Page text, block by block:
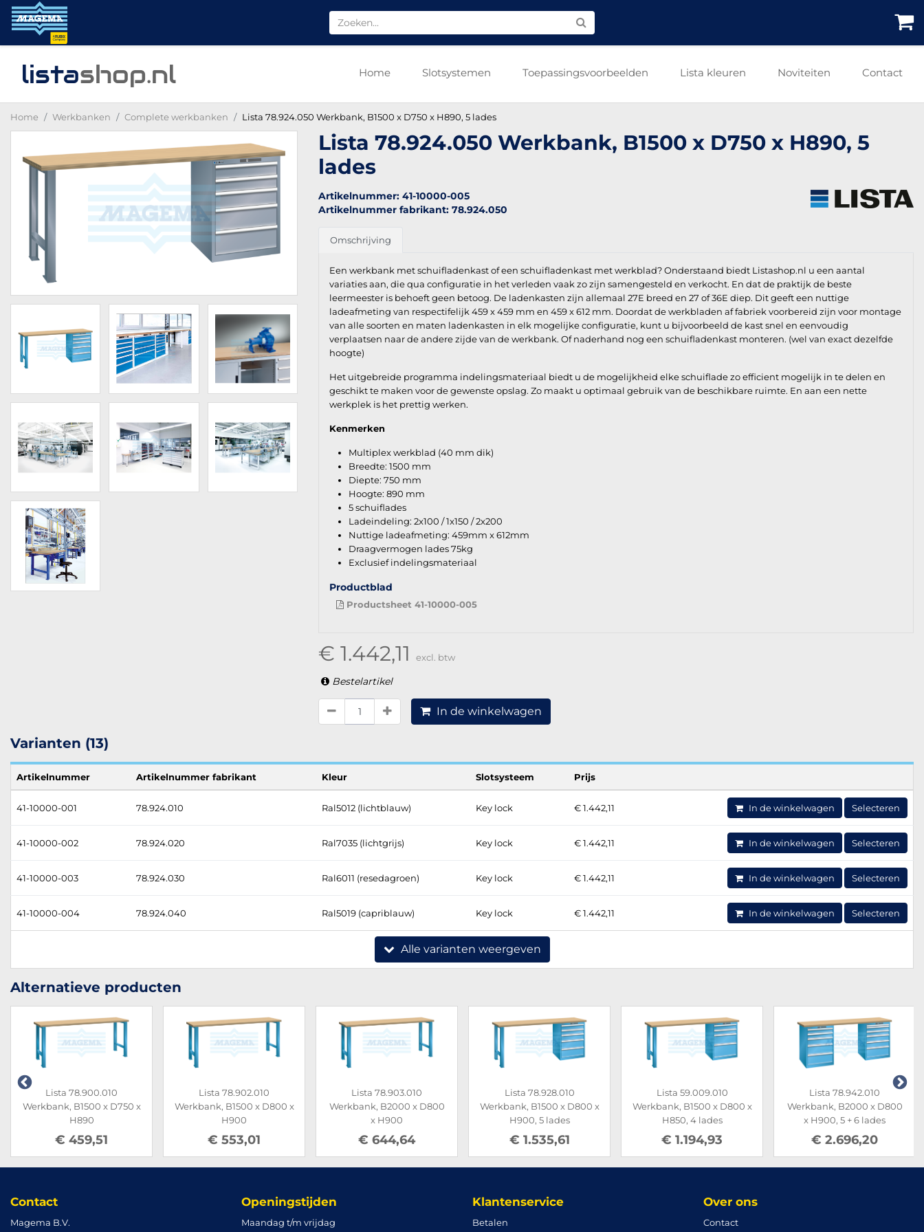
listashop.nl Home Slotsystemen Toepassingsvoorbeelden Lista kleuren Noviteiten Contact
Home Werkbanken Complete werkbanken Lista 78.924.050 Werkbank, B1500 x D750 x H890, 5 lades
Lista 78.924.050 Werkbank, B1500 x D750 x H890, 5
lades
Artikelnummer: 41-10000-005
Artikelnummer fabrikant: 78.924.050
Omschrijving
Een werkbank met schuifladenkast of een schuifladenkast met werkblad? Onderstaand biedt Listashop.nl u een aantal
variaties aan, die qua configuratie in het verleden vaak zo zijn samengesteld en verkocht. En dat de praktijk de beste
leermeester is behoeft geen betoog. De ladenkasten zijn allemaal 27E breed en 27 of 36E diep. Dit geeft een nuttige
ladeafmeting van respectifelijk 459 x 459 mm en 459 x 612 mm. Doordat de werkbladen af fabriek voorbereid zijn voor montage
van alle soorten en maten ladenkasten in elk mogelijke configuratie, kunt u bijvoorbeeld de kast snel en eenvoudig
verplaatsen naar de andere zijde van de werkbank. Of naderhand nog een schuifladenkast monteren. (wel van exact dezelfde
hoogte)
Het uitgebreide programma indelingsmateriaal biedt u de mogelijkheid elke schuiflade zo efficient mogelijk in te delen en
geschikt te maken voor de gewenste opslag. Zo maakt u optimaal gebruik van de beschikbare ruimte. En aan een nette
werkplek is het prettig werken.
Kenmerken
Multiplex werkblad (40 mm dik)
Breedte: 1500 mm
Diepte: 750 mm
Hoogte: 890 mm
5 schuiflades
Ladeindeling: 2x100 / 1x150 / 2x200
Nuttige ladeafmeting: 459mm x 612mm
Draagvermogen lades 75kg
Exclusief indelingsmateriaal
Productblad
Productsheet 41-10000-005
€ 1.442,11 excl. btw
Bestelartikel
In de winkelwagen
Varianten (13)
Artikelnummer Artikelnummer fabrikant Kleur Slotsysteem Prijs
41-10000-001 78.924.010 Ral5012 (lichtblauw) Key lock € 1.442,11 In de winkelwagen Selecteren
41-10000-002 78.924.020 Ral7035 (lichtgrijs) Key lock € 1.442,11 In de winkelwagen Selecteren
41-10000-003 78.924.030 Ral6011 (resedagroen) Key lock € 1.442,11 In de winkelwagen Selecteren
41-10000-004 78.924.040 Ral5019 (capriblauw) Key lock € 1.442,11 In de winkelwagen Selecteren
Alle varianten weergeven
Alternatieve producten
Lista 78.900.010
Werkbank, B1500 x D750 x
H890
€ 459,51
Lista 78.902.010
Werkbank, B1500 x D800 x
H900
€ 553,01
Lista 78.903.010
Werkbank, B2000 x D800
x H900
€ 644,64
Lista 78.928.010
Werkbank, B1500 x D800 x
H900, 5 lades
€ 1.535,61
Lista 59.009.010
Werkbank, B1500 x D800 x
H850, 4 lades
€ 1.194,93
Lista 78.942.010
Werkbank, B2000 x D800
x H900, 5 + 6 lades
€ 2.696,20
Contact
Magema B.V.
Openingstijden
Maandag t/m vrijdag
Klantenservice
Betalen
Over ons
Contact